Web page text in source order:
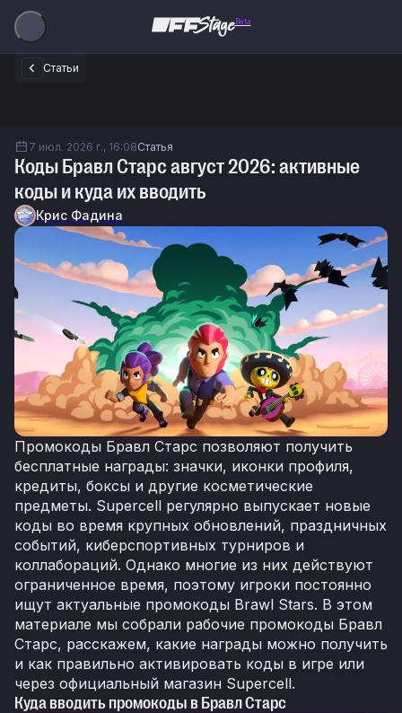
Beta
Статьи
7 июл. 2026 г., 16:08Статья
Коды Бравл Старс август 2026: активные
коды и куда их вводить
Крис Фадина
Промокоды Бравл Старс позволяют получить
бесплатные награды: значки, иконки профиля,
кредиты, боксы и другие косметические
предметы. Supercell регулярно выпускает новые
коды во время крупных обновлений, праздничных
событий, киберспортивных турниров и
коллабораций. Однако многие из них действуют
ограниченное время, поэтому игроки постоянно
ищут актуальные промокоды Brawl Stars. В этом
материале мы собрали рабочие промокоды Бравл
Старс, расскажем, какие награды можно получить
и как правильно активировать коды в игре или
через официальный магазин Supercell.
Куда вводить промокоды в Бравл Старс